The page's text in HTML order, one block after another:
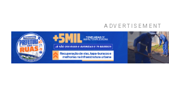
ADVERTISEMENT